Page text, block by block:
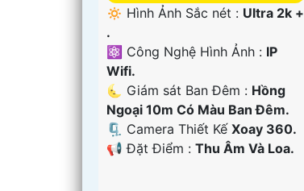
🔅 Hình Ảnh Sắc nét : Ultra 2k +
.
⚛️ Công Nghệ Hình Ảnh : IP
Wifi.
🌜 Giám sát Ban Đêm : Hồng
Ngoại 10m Có Màu Ban Ðêm.
🗜️ Camera Thiết Kế Xoay 360.
️📢 Đặt Điểm : Thu Âm Và Loa.